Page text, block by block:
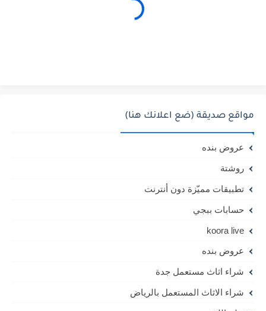
مواقع صديقة (ضع اعلانك هنا)
عروض بنده
روشتة
تطبيقات مميّزة دون أنترنت
حسابات ببجي
koora live
عروض بنده
شراء اثاث مستعمل جدة
شراء الاثاث المستعمل بالرياض